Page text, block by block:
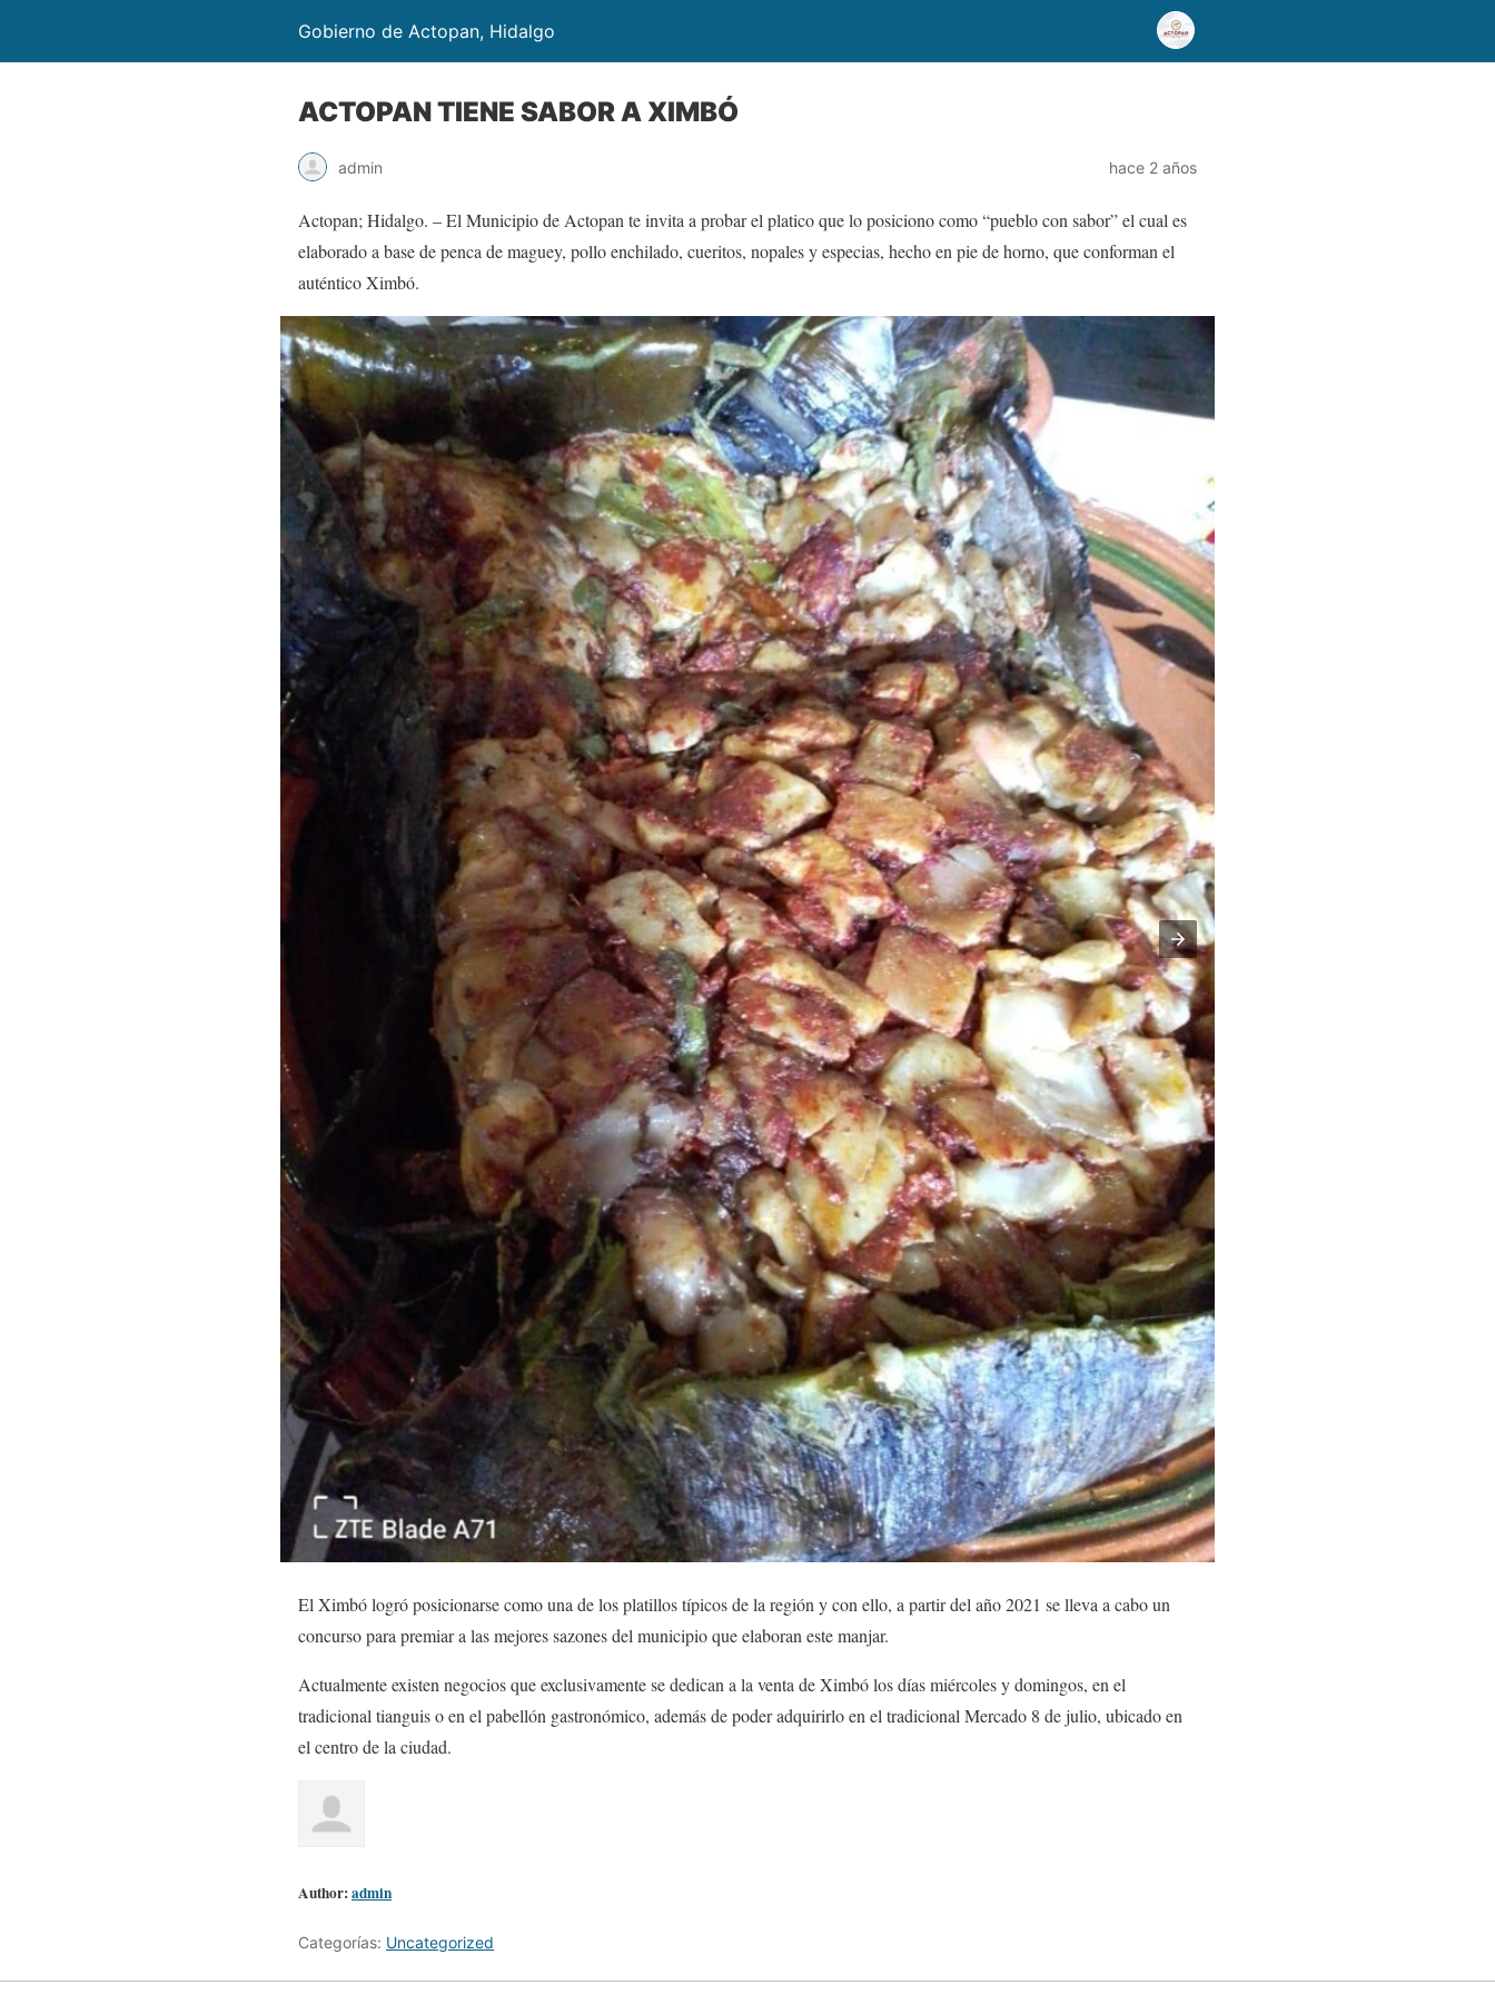
Gobierno de Actopan, Hidalgo
ACTOPAN TIENE SABOR A XIMBÓ
admin hace 2 años
Actopan; Hidalgo. – El Municipio de Actopan te invita a probar el platico que lo posiciono como “pueblo con sabor” el cual es
elaborado a base de penca de maguey, pollo enchilado, cueritos, nopales y especias, hecho en pie de horno, que conforman el
auténtico Ximbó.
El Ximbó logró posicionarse como una de los platillos típicos de la región y con ello, a partir del año 2021 se lleva a cabo un
concurso para premiar a las mejores sazones del municipio que elaboran este manjar.
Actualmente existen negocios que exclusivamente se dedican a la venta de Ximbó los días miércoles y domingos, en el
tradicional tianguis o en el pabellón gastronómico, además de poder adquirirlo en el tradicional Mercado 8 de julio, ubicado en
el centro de la ciudad.
Author:admin
Categorías: Uncategorized